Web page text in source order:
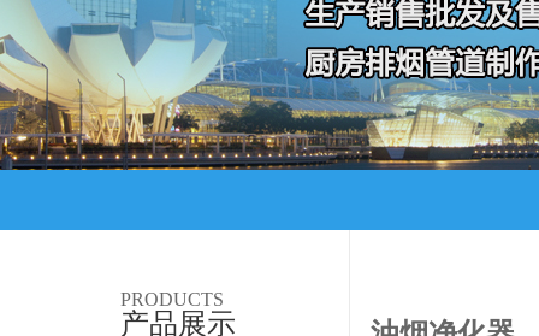
PRODUCTS
产品展示